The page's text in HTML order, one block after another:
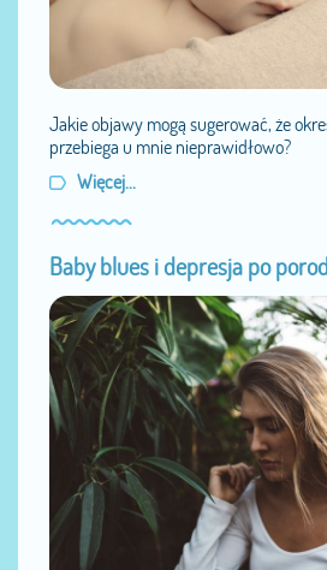
Jakie objawy mogą sugerować, że
przebiega u mnie nieprawidłowo?
Więcej...
Baby blues i depresja po